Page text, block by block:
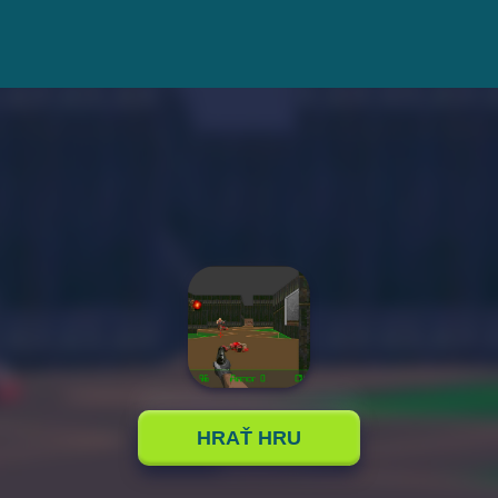
HRAŤ HRU